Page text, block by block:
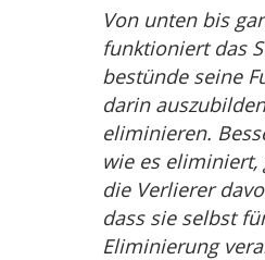
Von unten bis
funktioniert das
bestünde seine
darin
eliminieren.
wie es eliminiert,
die Verlierer
dass sie selbst
Eliminierung